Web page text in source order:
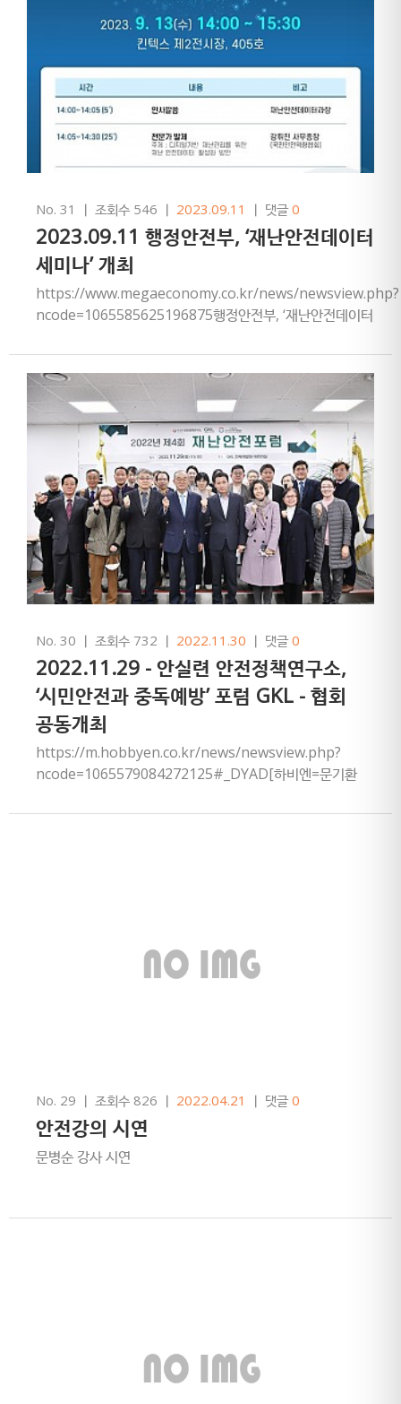
No. 31 ㅣ 조회수 546 ㅣ 2023.09.11 ㅣ 댓글0
2023.09.11 행정안전부, ‘재난안전데이터
세미나’ 개최
https://www.megaeconomy.co.kr/news/newsview.php?
ncode=1065585625196875행정안전부, ‘재난안전데이터
No. 30 ㅣ 조회수 732 ㅣ 2022.11.30 ㅣ 댓글0
2022.11.29 - 안실련 안전정책연구소,
‘시민안전과 중독예방’ 포럼 GKL - 협회
공동개최
https://m.hobbyen.co.kr/news/newsview.php?
ncode=1065579084272125#_DYAD[하비엔=문기환
No. 29 ㅣ 조회수 826 ㅣ 2022.04.21 ㅣ 댓글0
안전강의 시연
문병순 강사 시연